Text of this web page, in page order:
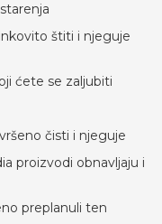
štiti i njeguje
ćete se zaljubiti
čisti i njeguje
proizvodi obnavljaju i
preplanuli ten